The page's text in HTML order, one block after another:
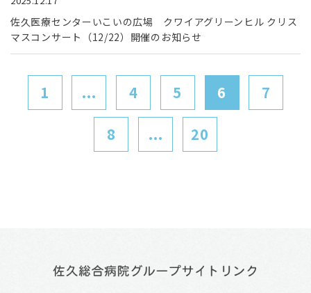
佐久医療センターいこいの広場 クワイアグリーンヒル クリス
マスコンサート（12/22）開催のお知らせ
1 ... 4 5 6 7
8 ... 20